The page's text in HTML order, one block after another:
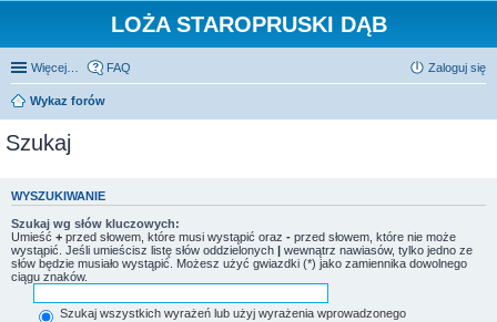
LOŻA STAROPRUSKI DĄB
Więcej… FAQ Zaloguj się
Wykaz forów
Szukaj
WYSZUKIWANIE
Szukaj wg słów kluczowych:
Umieść + przed słowem, które musi wystąpić oraz - przed słowem, które nie może
wystąpić. Jeśli umieścisz listę słów oddzielonych | wewnątrz nawiasów, tylko jedno ze
słów będzie musiało wystąpić. Możesz użyć gwiazdki (*) jako zamiennika dowolnego
ciągu znaków.
Szukaj wszystkich wyrażeń lub użyj wyrażenia wprowadzonego